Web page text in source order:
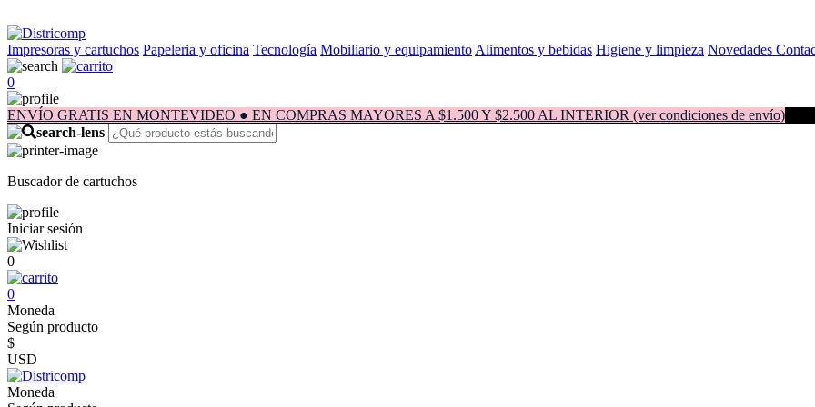
Impresoras y cartuchos Papeleria y oficina Tecnología Mobiliario y equipamiento Alimentos y bebidas Higiene y limpieza Novedades
0
ENVÍO GRATIS EN MONTEVIDEO ● EN COMPRAS MAYORES A $1.500 Y $2.500 AL INTERIOR (ver condiciones de envío)
Buscador de cartuchos
Iniciar sesión
0
0
Moneda
Según producto
$
USD
Moneda